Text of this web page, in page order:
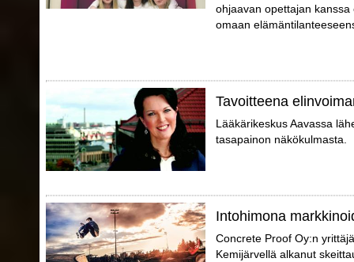
ohjaavan opettajan
omaan
Tavoitteena
Lääkärikeskus Aavassa
tasapainon näkökulmasta.
Intohimona
Concrete Proof Oy:n
Kemijärvellä alkanut